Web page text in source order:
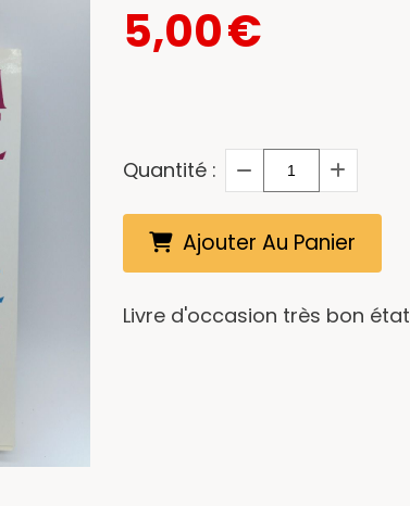
5,00€
Quantité :
Ajouter Au Panier
Livre d'occasion très bon état